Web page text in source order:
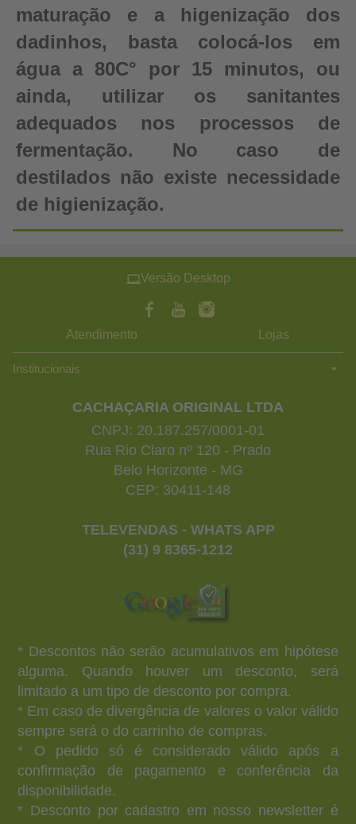
maturação e a higenização dos
dadinhos, basta colocá-los em
água a 80C° por 15 minutos, ou
ainda, utilizar os sanitantes
adequados nos processos de
fermentação. No caso de
destilados não existe necessidade
de higienização.
Versão Desktop
Atendimento Lojas
Institucionais
CACHAÇARIA ORIGINAL LTDA
CNPJ: 20.187.257/0001-01
Rua Rio Claro nº 120 - Prado
Belo Horizonte - MG
CEP: 30411-148
TELEVENDAS - WHATS APP
(31) 9 8365-1212
* Descontos não serão acumulativos em hipótese
alguma. Quando houver um desconto, será
limitado a um tipo de desconto por compra.
* Em caso de divergência de valores o valor válido
sempre será o do carrinho de compras.
* O pedido só é considerado válido após a
confirmação de pagamento e conferência da
disponibilidade.
* Desconto por cadastro em nosso newsletter é